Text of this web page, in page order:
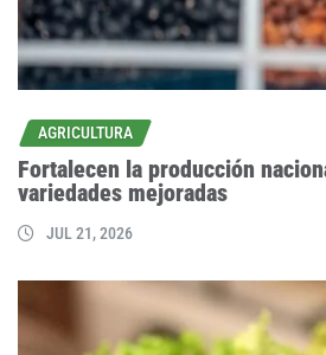
AGRICULTURA
Fortalecen la producción
variedades mejoradas
JUL 21, 2026